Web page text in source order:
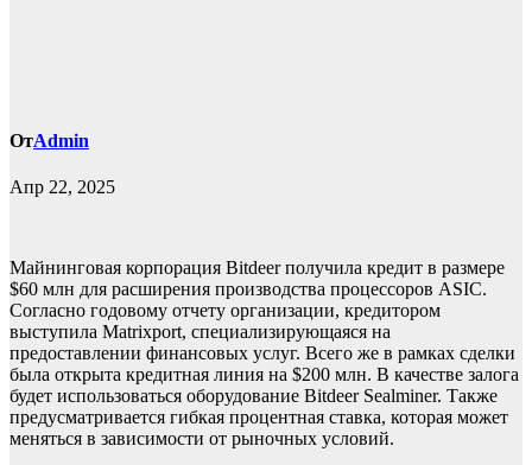
ОтAdmin
Апр 22, 2025
Майнинговая корпорация Bitdeer получила кредит в размере
$60 млн для расширения производства процессоров ASIC.
Согласно годовому отчету организации, кредитором
выступила Matrixport, специализирующаяся на
предоставлении финансовых услуг. Всего же в рамках сделки
была открыта кредитная линия на $200 млн. В качестве залога
будет использоваться оборудование Bitdeer Sealminer. Также
предусматривается гибкая процентная ставка, которая может
меняться в зависимости от рыночных условий.